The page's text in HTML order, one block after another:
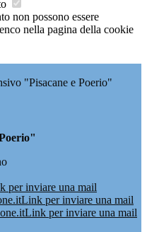
non possono essere
nella pagina della cookie
"Pisacane e Poerio"
per inviare una mail
Link per inviare una mail
Link per inviare una mail